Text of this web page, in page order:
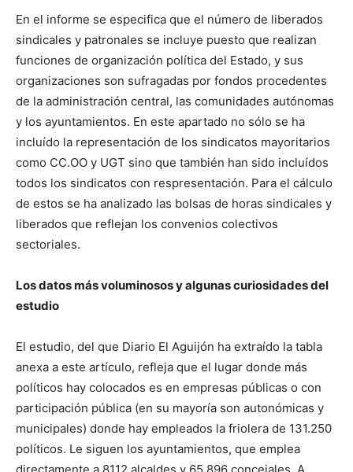
En el informe se especifica que el número de liberados
sindicales y patronales se incluye puesto que realizan
funciones de organización política del Estado, y sus
organizaciones son sufragadas por fondos procedentes
de la administración central, las comunidades autónomas
y los ayuntamientos. En este apartado no sólo se ha
incluído la representación de los sindicatos mayoritarios
como CC.OO y UGT sino que también han sido incluídos
todos los sindicatos con respresentación. Para el cálculo
de estos se ha analizado las bolsas de horas sindicales y
liberados que reflejan los convenios colectivos
sectoriales.
Los datos más voluminosos y algunas curiosidades del
estudio
El estudio, del que Diario El Aguijón ha extraído la tabla
anexa a este artículo, refleja que el lugar donde más
políticos hay colocados es en empresas públicas o con
participación pública (en su mayoría son autonómicas y
municipales) donde hay empleados la friolera de 131.250
políticos. Le siguen los ayuntamientos, que emplea